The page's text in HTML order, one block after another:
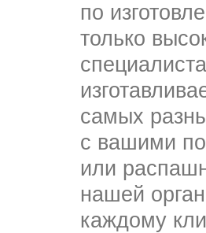
по
только
самых
с вашими
или
нашей
каждому